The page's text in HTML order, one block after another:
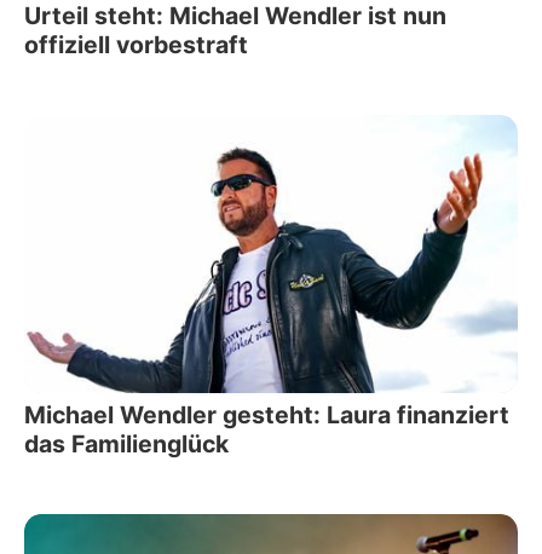
Urteil steht: Michael Wendler ist nun
offiziell vorbestraft
Michael Wendler gesteht: Laura finanziert
das Familienglück